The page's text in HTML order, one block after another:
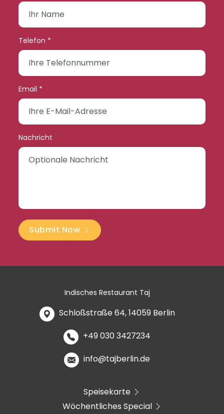
Telefon *
Email *
Nachricht
Submit Now
Indisches Restaurant Taj
Schloßstraße 64, 14059 Berlin
+49 030 3427234
info@tajberlin.de
Speisekarte
Wöchentliches Special